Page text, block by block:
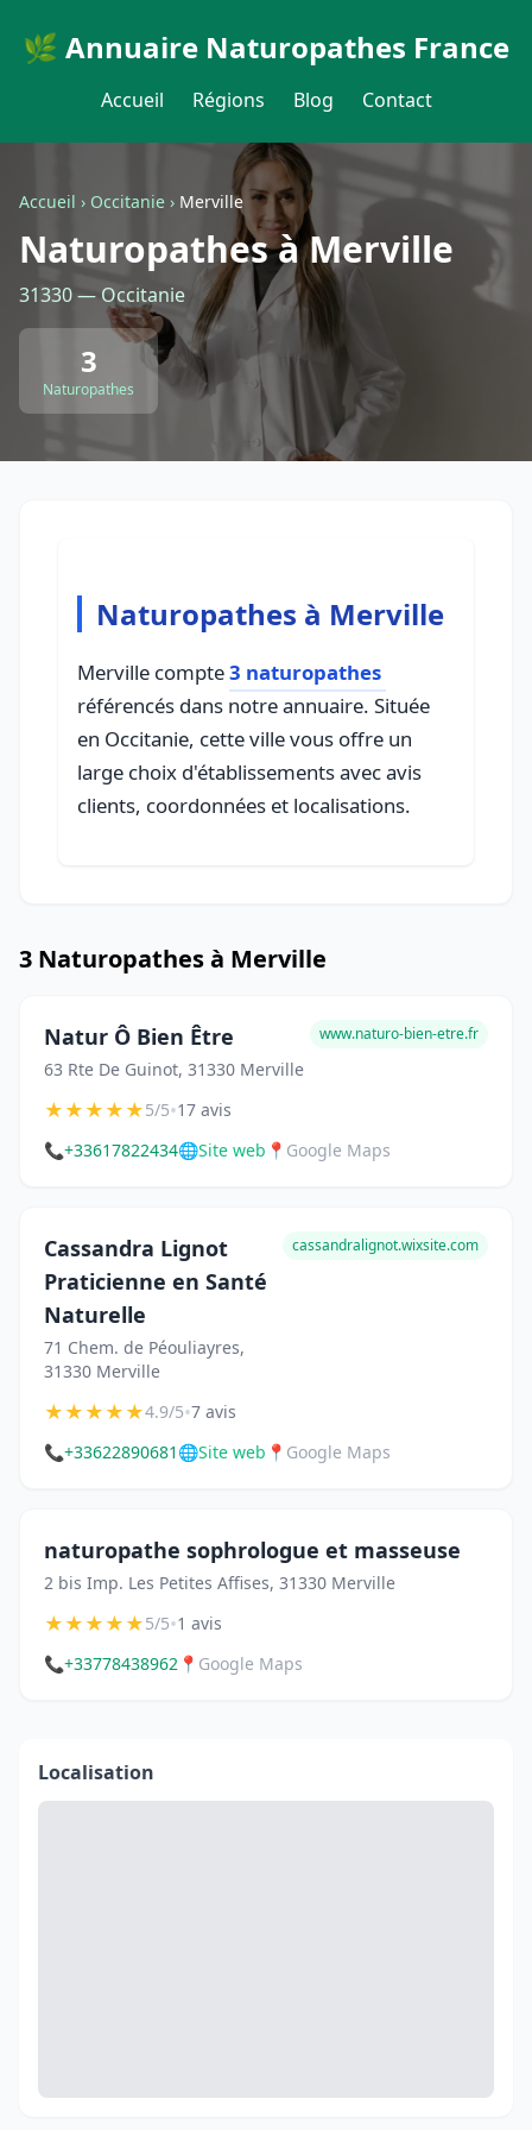
🌿 Annuaire Naturopathes France
Accueil Régions Blog Contact
Accueil › Occitanie › Merville
Naturopathes à Merville
31330 — Occitanie
3
Naturopathes
Naturopathes à Merville
Merville compte3 naturopathes
référencés dans notre annuaire. Située
en Occitanie, cette ville vous offre un
large choix d'établissements avec avis
clients, coordonnées et localisations.
3 Naturopathes à Merville
Natur Ô Bien Être
63 Rte De Guinot, 31330 Merville
www.naturo-bien-etre.fr
★★★★★5/5•17 avis
📞+33617822434🌐Site web 📍 Google Maps
Cassandra Lignot
Praticienne en Santé
Naturelle
71 Chem. de Péouliayres,
31330 Merville
cassandralignot.wixsite.com
★★★★★4.9/5•7 avis
📞+33622890681 🌐Site web 📍 Google Maps
naturopathe sophrologue et masseuse
2 bis Imp. Les Petites Affises, 31330 Merville
★★★★★5/5•1 avis
📞+33778438962 📍 Google Maps
Localisation